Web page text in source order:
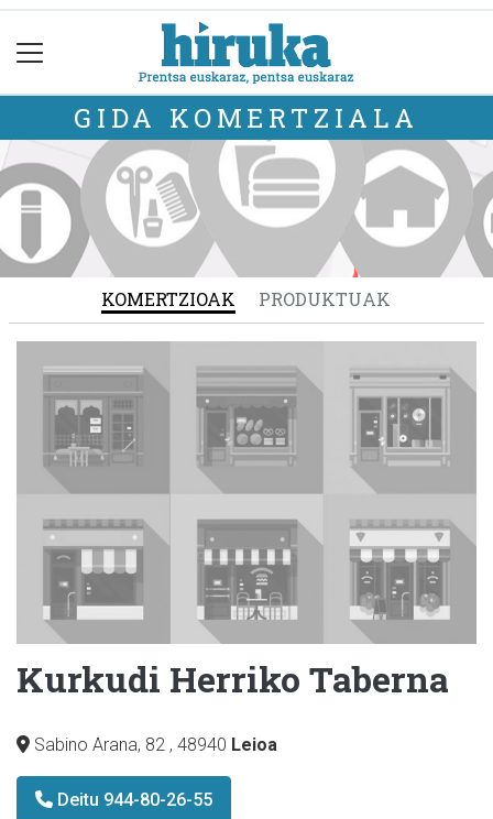
GIDA KOMERTZIALA
KOMERTZIOAK PRODUKTUAK
Kurkudi Herriko Taberna
Sabino Arana, 82 , 48940 Leioa
Deitu 944-80-26-55